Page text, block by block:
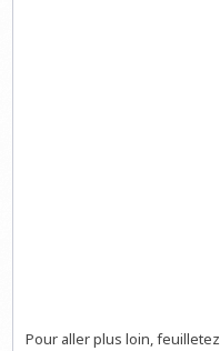
Pour aller plus loin, feuilletez